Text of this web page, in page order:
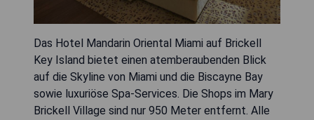
Das Hotel Mandarin Oriental Miami auf Brickell
Key Island bietet einen atemberaubenden Blick
auf die Skyline von Miami und die Biscayne Bay
sowie luxuriöse Spa-Services. Die Shops im Mary
Brickell Village sind nur 950 Meter entfernt. Alle